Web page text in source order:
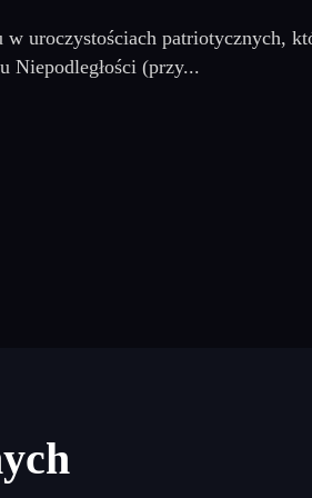
uroczystościach patriotycznych,
Niepodległości (przy...